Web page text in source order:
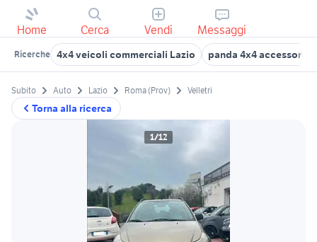
Home Cerca Vendi Messaggi
Ricerche 4x4 veicoli commerciali Lazio panda 4x4 accessori
Torna alla ricerca
Subito Auto Lazio Roma (Prov) Velletri
1/12